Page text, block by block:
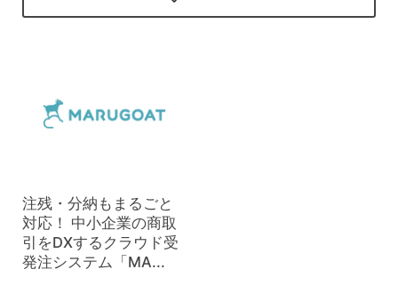
注残・分納もまるごと
対応！ 中小企業の商取
引をDXするクラウド受
発注システム「MA...